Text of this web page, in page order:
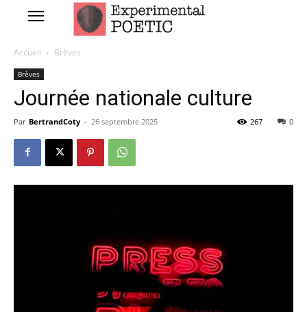
Accueil Brèves
Brèves
Journée nationale culture
Par BertrandCoty - 26 septembre 2025 0
267